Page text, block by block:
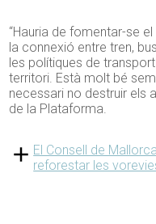
“Hauria de fomentar-se
la connexió entre tren,
les polítiques de
territori. Està molt bé
necessari no destruir els
de la Plataforma.
El Consell de
reforestar les